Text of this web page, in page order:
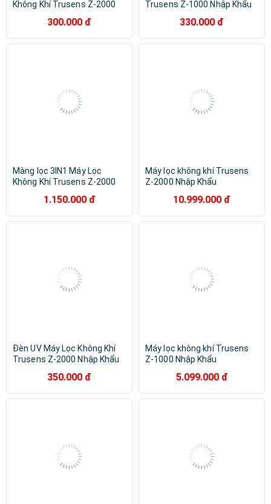
Không Khí Trusens Z-2000
300.000 đ
Trusens Z-1000 Nhập Khẩu
330.000 đ
Màng lọc 3IN1 Máy Lọc
Không Khí Trusens Z-2000
1.150.000 đ
Máy lọc không khí Trusens
Z-2000 Nhập Khẩu
10.999.000 đ
Đèn UV Máy Lọc Không Khí
Trusens Z-2000 Nhập Khẩu
350.000 đ
Máy lọc không khí Trusens
Z-1000 Nhập Khẩu
5.099.000 đ